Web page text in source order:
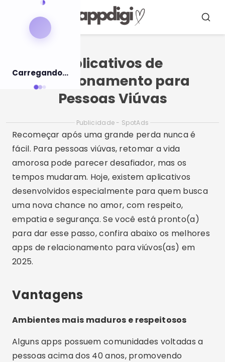
Carregando...
Aplicativos de
Relacionamento para
Pessoas Viúvas
Publicidade - SpotAds
Recomeçar após uma grande perda nunca é
fácil. Para pessoas viúvas, retomar a vida
amorosa pode parecer desafiador, mas os
tempos mudaram. Hoje, existem aplicativos
desenvolvidos especialmente para quem busca
uma nova chance no amor, com respeito,
empatia e segurança. Se você está pronto(a)
para dar esse passo, confira abaixo os melhores
apps de relacionamento para viúvos(as) em
2025.
Vantagens
Ambientes mais maduros e respeitosos
Alguns apps possuem comunidades voltadas a
pessoas acima dos 40 anos, promovendo